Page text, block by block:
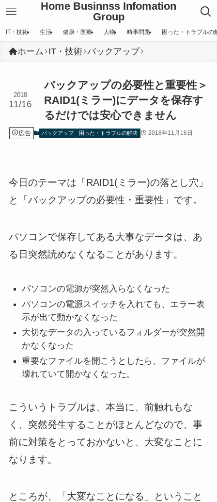
Home Businnss Infomation
Group
IT・技術 生活 健康・医療 人物 時事問題 困った・トラブルの
ホーム IT・技術 バックアップ
バックアップの必要性と重要性＞
RAID1(ミラー)にデータを保存す
るだけでは安心できません
2018
11/16
広告 バックアップ 困った・トラブルの解決 2018年11月16日
今日のテーマは「RAID1(ミラー)の落とし穴」
と「バックアップの必要性・重要性」です。
パソコンで保存してある大事なデータは、あ
る日突然読めなくなることがあります。
パソコンの電源が突然入らなくなった
パソコンの電源スイッチを入れても、エラー表
示が出て動かなくなった
大切なデータの入っているフォルダーが突然開
かなくなった
重要なファイルを開こうとしたら、ファイルが
壊れていて開かなくなった。
こういうトラブルは、本当に、前触れもな
く、突然発生することがほとんどなので、事
前に対策をとっておかないと、大変なことに
なります。
ところが、「大変なことになる」ということ